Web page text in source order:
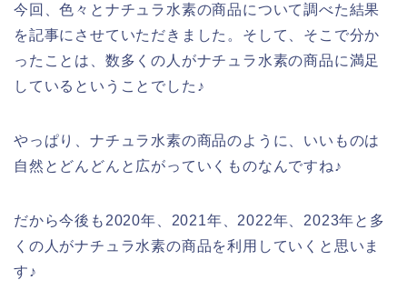
今回、色々とナチュラ水素の商品について調べた結果
を記事にさせていただきました。そして、そこで分か
ったことは、数多くの人がナチュラ水素の商品に満足
しているということでした♪
やっぱり、ナチュラ水素の商品のように、いいものは
自然とどんどんと広がっていくものなんですね♪
だから今後も2020年、2021年、2022年、2023年と多
くの人がナチュラ水素の商品を利用していくと思いま
す♪